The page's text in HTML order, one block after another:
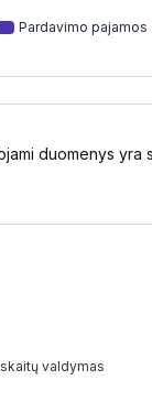
Pardavimo pajamos
duomenys yra
valdymas